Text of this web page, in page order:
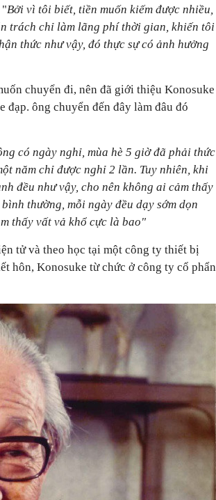
"Bởi vì tôi biết, tiền muốn kiếm được nhiều,
trách chỉ làm lãng phí thời gian, khiến tôi
thức như vậy, đó thực sự có ảnh hưởng
chuyển đi, nên đã giới thiệu Konosuke
đạp. ông chuyển đến đây làm đâu đó
có ngày nghỉ, mùa hè 5 giờ đã phải thức
năm chỉ được nghỉ 2 lần. Tuy nhiên, khi
đều như vậy, cho nên không ai cảm thấy
thường, mỗi ngày đều dạy sớm dọn
thấy vất vả khổ cực là bao"
tử và theo học tại một công ty thiết bị
hôn, Konosuke từ chức ở công ty cổ phẩn